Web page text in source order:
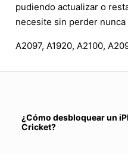
pudiendo actualizar o
necesite sin perder
A2097, A1920, A2100,
¿Cómo desbloquear un
Cricket?